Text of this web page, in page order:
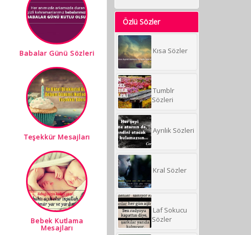
Babalar Günü Sözleri
Teşekkür Mesajları
Bebek Kutlama
Mesajları
Özlü Sözler
Kısa Sözler
Tumblr
Sözleri
Ayrılık Sözleri
Kral Sözler
Laf Sokucu
Sözler